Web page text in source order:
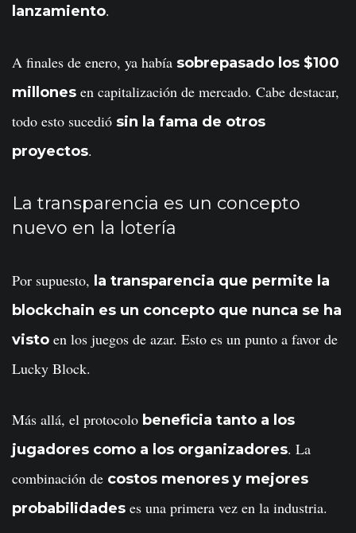
lanzamiento.
A finales de enero, ya había sobrepasado los $100
millones en capitalización de mercado. Cabe destacar,
todo esto sucedió sin la fama de otros
proyectos.
La transparencia es un concepto
nuevo en la lotería
Por supuesto, la transparencia que permite la
blockchain es un concepto que nunca se ha
visto en los juegos de azar. Esto es un punto a favor de
Lucky Block.
Más allá, el protocolo beneficia tanto a los
jugadores como a los organizadores. La
combinación de costos menores y mejores
probabilidades es una primera vez en la industria.